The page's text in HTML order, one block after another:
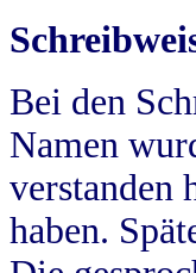
Bei den
Namen
verstanden
haben.